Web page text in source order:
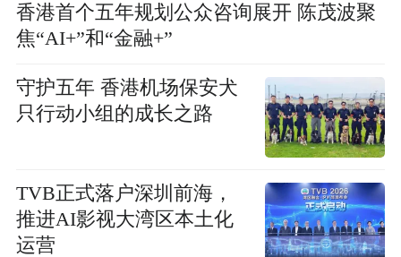
香港首个五年规划公众咨询展开 陈茂波聚
焦“AI+”和“金融+”
守护五年 香港机场保安犬
只行动小组的成长之路
TVB正式落户深圳前海，
推进AI影视大湾区本土化
运营